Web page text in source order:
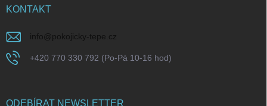
KONTAKT
info @pokojicky-tepe.cz
+420 770 330 792 (Po-Pá 10-16 hod)
ODEBÍRAT NEWSLETTER